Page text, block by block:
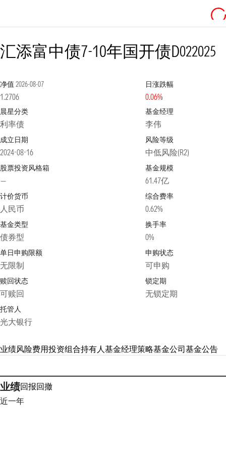
汇添富中债7-10年国开债D022025
净值 2026-08-07
1.2706
日涨跌幅
0.06%
晨星分类
利率债
基金经理
李伟
成立日期
2024-08-16
风险等级
中低风险(R2)
股票投资风格箱
—
基金规模
61.47亿
计价货币
人民币
综合费率
0.62%
基金类型
债券型
换手率
0%
单日申购限额
无限制
申购状态
可申购
赎回状态
可赎回
锁定期
无锁定期
托管人
光大银行
业绩风险费用投资组合持有人基金经理策略基金公司基金公告
业绩回报回撤
近一年